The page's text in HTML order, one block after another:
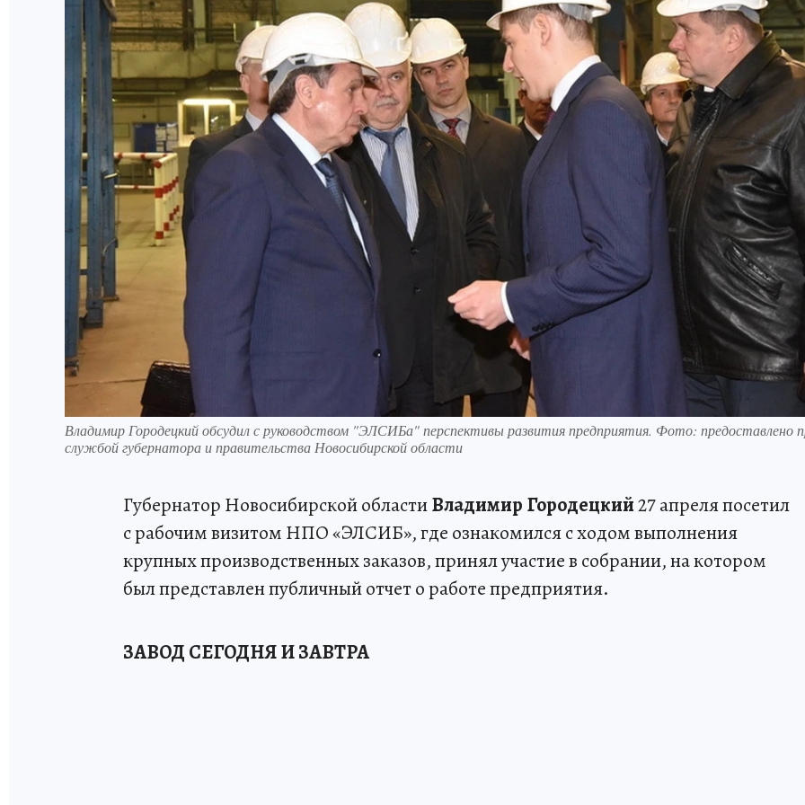
Владимир Городецкий обсудил с руководством "ЭЛСИБа" перспективы развития предприятия. Фото: предоставлено
службой губернатора и правительства Новосибирской области
Губернатор Новосибирской областиВладимир Городецкий27 апреля посетил
с рабочим визитом НПО «ЭЛСИБ», где ознакомился с ходом выполнения
крупных производственных заказов, принял участие в собрании, на котором
был представлен публичный отчет о работе предприятия.
ЗАВОД СЕГОДНЯ И ЗАВТРА